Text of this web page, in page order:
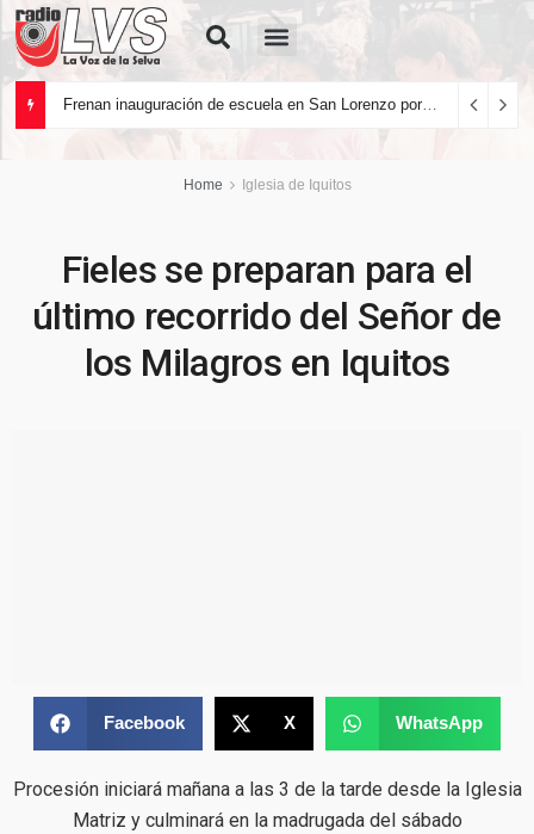
Home Iglesia de Iquitos
Fieles se preparan para el
último recorrido del Señor de
los Milagros en Iquitos
Facebook X WhatsApp
Procesión iniciará mañana a las 3 de la tarde desde la Iglesia
Matriz y culminará en la madrugada del sábado